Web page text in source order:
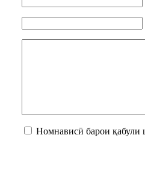
Номнависӣ барои қабули